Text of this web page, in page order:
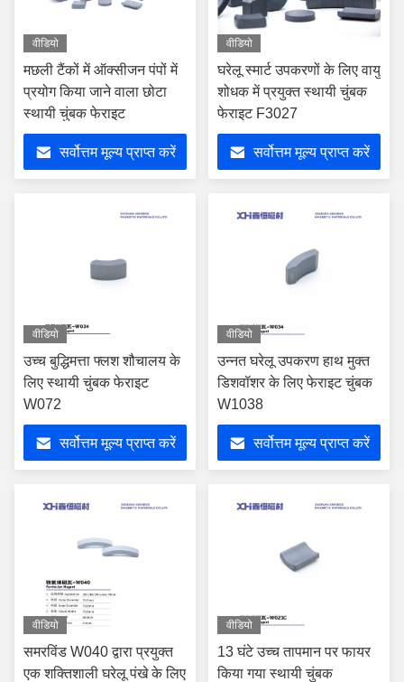
वीडियो
मछली टैंकों में ऑक्सीजन पंपों में
प्रयोग किया जाने वाला छोटा
स्थायी चुंबक फेराइट
सर्वोत्तम मूल्य प्राप्त करें
वीडियो
घरेलू स्मार्ट उपकरणों के लिए वायु
शोधक में प्रयुक्त स्थायी चुंबक
फेराइट F3027
सर्वोत्तम मूल्य प्राप्त करें
वीडियो
उच्च बुद्धिमत्ता फ्लश शौचालय के
लिए स्थायी चुंबक फेराइट
W072
सर्वोत्तम मूल्य प्राप्त करें
वीडियो
उन्नत घरेलू उपकरण हाथ मुक्त
डिशवॉशर के लिए फेराइट चुंबक
W1038
सर्वोत्तम मूल्य प्राप्त करें
वीडियो
समरविंड W040 द्वारा प्रयुक्त
एक शक्तिशाली घरेलू पंखे के लिए
वीडियो
13 घंटे उच्च तापमान पर फायर
किया गया स्थायी चुंबक